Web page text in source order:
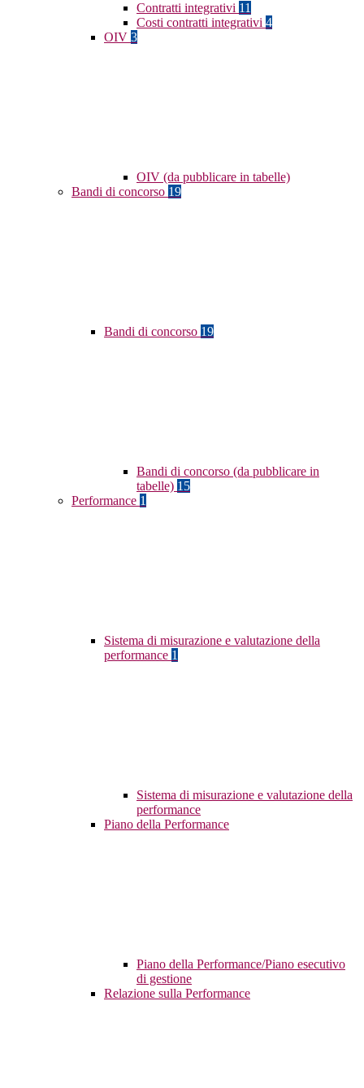
Contratti integrativi 11
Costi contratti integrativi 4
OIV 3
OIV (da pubblicare in tabelle)
Bandi di concorso 19
Bandi di concorso 19
Bandi di concorso (da pubblicare in
tabelle) 15
Performance 1
Sistema di misurazione e valutazione della
performance 1
Sistema di misurazione e valutazione della
performance
Piano della Performance
Piano della Performance/Piano esecutivo
di gestione
Relazione sulla Performance